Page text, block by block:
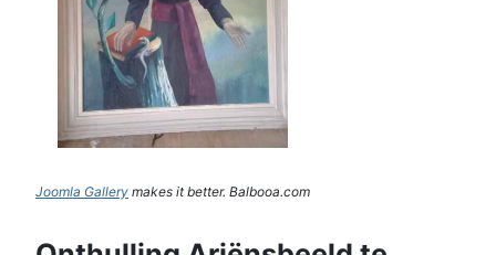
Joomla Gallery makes it better. Balbooa.com